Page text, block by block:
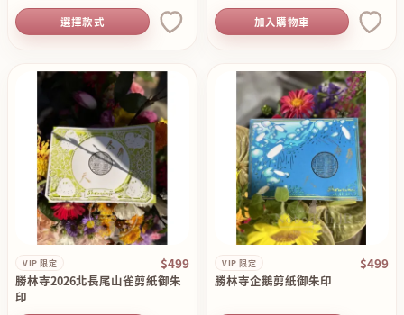
選擇款式 加入購物車
VIP 限定 $499
勝林寺2026北長尾山雀剪紙御朱
印
VIP 限定 $499
勝林寺企鵝剪紙御朱印